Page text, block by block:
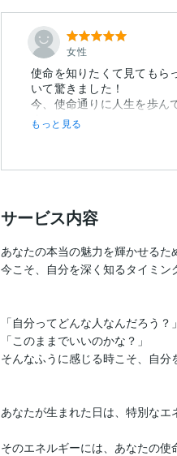
女性
使命を知りたくて見てもら
いて驚きました！
今、使命通りに人生を歩ん
す。
メッセンジャーとして、自
もっと見る
サービス内容
あなたの本当の魅力を輝かせるた
今こそ、自分を深く知るタイミン
「自分ってどんな人なんだろう？」
「このままでいいのかな？」
そんなふうに感じる時こそ、自分
あなたが生まれた日は、特別なエ
そのエネルギーには、あなたの使